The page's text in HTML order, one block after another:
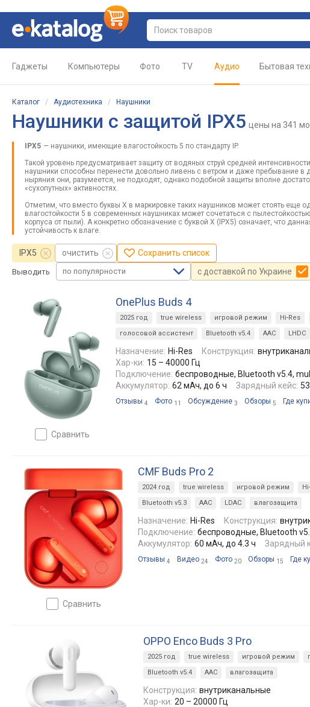
Гаджеты Компьютеры Фото TV Аудио Бытовая
Каталог / Аудиотехника / Наушники
Наушники с защитой IPX5 цены на 341
IPX5 — наушники, имеющие влагостойкость 5 по стандарту IP.
Такой уровень предусматривает защиту от водяных струй средней
наушники способны перенести довольно ливень с ветром и даже пребывание
ныряния они, разумеется, не подходят, однако подобной защиты вполне
«сухопутных» активностях.
Отметим, что вместо буквы X в маркировке таких наушников может стоять
влагостойкости 5 в современных наушниках может сочетаться с
корпуса от пыли). А конкретно обозначение с буквой Х (IPX5) означает, что
устойчивость к влаге.
IPX5 очистить Сохранить список
Выводить по популярности с доставкой по Украине
сравнить
OnePlus Buds 4
2025 год true wireless игровой режим Hi-Res
голосовой ассистент
Bluetooth v5.4 AAC LHDC
Назначение: Hi-Res Конструкция:
Хар-ки: 15 – 40000 Гц
Подключение: беспроводные, Bluetooth v5.4,
Аккумулятор: 62 мАч, до 6 ч Зарядный кейс:
Отзывы 4 Фото 11 Обсуждение 3 Обзоры 5 Где
сравнить
CMF Buds Pro 2
2024 год true wireless игровой режим
Bluetooth v5.3
AAC LDAC влагозащита
Назначение: Hi-Res Конструкция:
Подключение: беспроводные, Bluetooth
Аккумулятор: 60 мАч, до 4.3 ч Зарядный
Отзывы 4 Видео 24 Фото 20 Обзоры 15 Где
OPPO Enco Buds 3 Pro
2025 год true wireless игровой режим
Bluetooth v5.4
AAC влагозащита
Конструкция: внутриканальные
Хар-ки: 20 – 20000 Гц